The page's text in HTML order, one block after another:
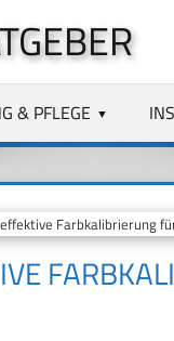
& PFLEGE
Farbkalibrierung